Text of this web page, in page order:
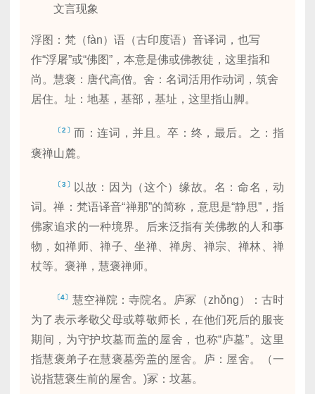
文言现象
浮图：梵（fàn）语（古印度语）音译词，也写
作“浮屠”或“佛图”，本意是佛或佛教徒，这里指和
尚。慧褒：唐代高僧。舍：名词活用作动词，筑舍
居住。址：地基，基部，基址，这里指山脚。
〔2〕而：连词，并且。卒：终，最后。之：指
褒禅山麓。
〔3〕
以故：因为（这个）缘故。名：命名，动
词。禅：梵语译音“禅那”的简称，意思是“静思”，指
佛家追求的一种境界。后来泛指有关佛教的人和事
物，如禅师、禅子、坐禅、禅房、禅宗、禅林、禅
杖等。褒禅，慧褒禅师。
〔4〕 慧空禅院：寺院名。庐冢（zhǒng）：古时
为了表示孝敬父母或尊敬师长，在他们死后的服丧
期间，为守护坟墓而盖的屋舍，也称“庐墓”。这里
指慧褒弟子在慧褒墓旁盖的屋舍。庐：屋舍。（一
说指慧褒生前的屋舍。)冢：坟墓。